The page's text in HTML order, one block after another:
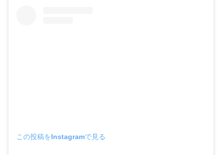
この投稿をInstagramで見る